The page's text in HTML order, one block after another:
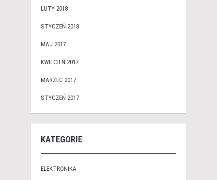
LUTY 2018
STYCZEŃ 2018
MAJ 2017
KWIECIEŃ 2017
MARZEC 2017
STYCZEŃ 2017
KATEGORIE
ELEKTRONIKA